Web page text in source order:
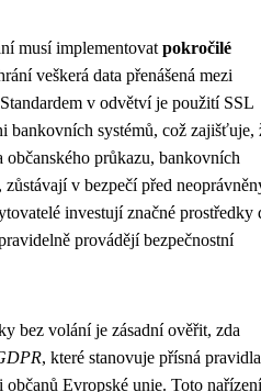
musí implementovat pokročilé
veškerá data přenášená mezi
v odvětví je použití SSL
bankovních systémů, což zajišťuje,
občanského průkazu, bankovních
v bezpečí před
investují značné prostředky
provádějí bezpečnostní
bez volání je zásadní ověřit, zda
, které stanovuje přísná pravidla
Evropské unie. Toto nařízení